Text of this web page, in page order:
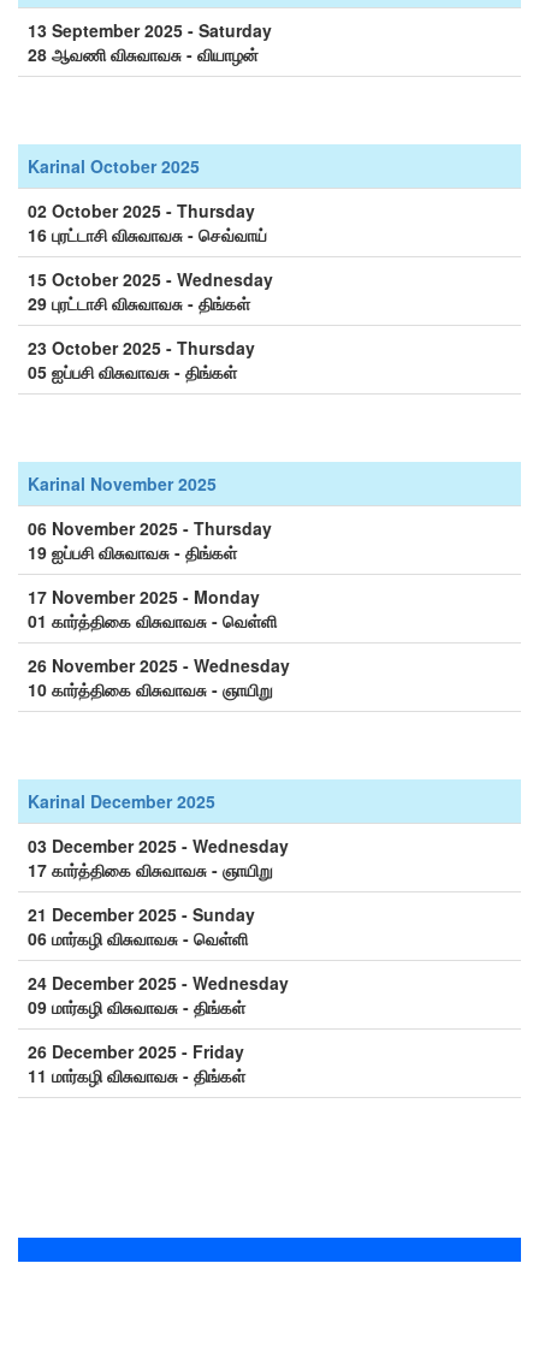
13 September 2025 - Saturday
28 ஆவணி விசுவாவசு - வியாழன்
Karinal October 2025
02 October 2025 - Thursday
16 புரட்டாசி விசுவாவசு - செவ்வாய்
15 October 2025 - Wednesday
29 புரட்டாசி விசுவாவசு - திங்கள்
23 October 2025 - Thursday
05 ஐப்பசி விசுவாவசு - திங்கள்
Karinal November 2025
06 November 2025 - Thursday
19 ஐப்பசி விசுவாவசு - திங்கள்
17 November 2025 - Monday
01 கார்த்திகை விசுவாவசு - வெள்ளி
26 November 2025 - Wednesday
10 கார்த்திகை விசுவாவசு - ஞாயிறு
Karinal December 2025
03 December 2025 - Wednesday
17 கார்த்திகை விசுவாவசு - ஞாயிறு
21 December 2025 - Sunday
06 மார்கழி விசுவாவசு - வெள்ளி
24 December 2025 - Wednesday
09 மார்கழி விசுவாவசு - திங்கள்
26 December 2025 - Friday
11 மார்கழி விசுவாவசு - திங்கள்